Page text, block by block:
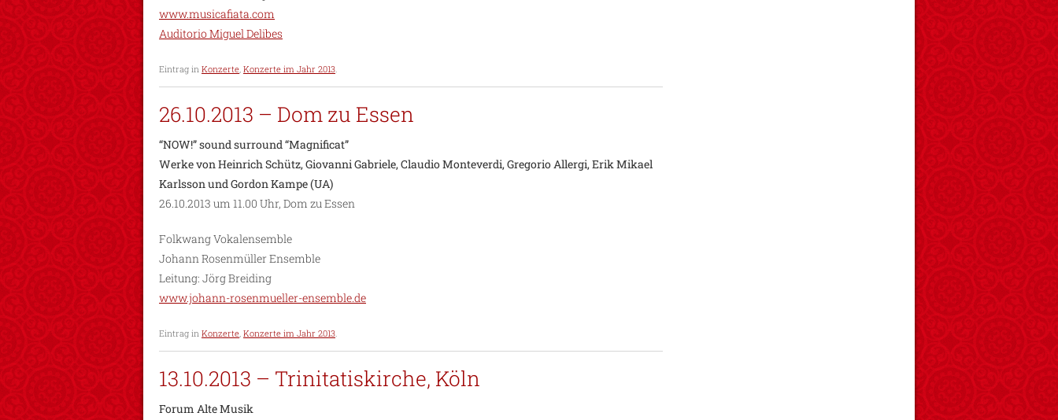
www.musicafiata.com
Auditorio Miguel Delibes
Eintrag in Konzerte, Konzerte im Jahr 2013.
26.10.2013 – Dom zu Essen
“NOW!” sound surround “Magnificat”
Werke von Heinrich Schütz, Giovanni Gabriele, Claudio Monteverdi, Gregorio Allergi, Erik Mikael
Karlsson und Gordon Kampe (UA)
26.10.2013 um 11.00 Uhr, Dom zu Essen
Folkwang Vokalensemble
Johann Rosenmüller Ensemble
Leitung: Jörg Breiding
www.johann-rosenmueller-ensemble.de
Eintrag in Konzerte, Konzerte im Jahr 2013.
13.10.2013 – Trinitatiskirche, Köln
Forum Alte Musik